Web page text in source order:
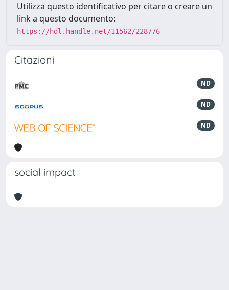
Utilizza questo identificativo per citare o creare un
link a questo documento:
https://hdl.handle.net/11562/228776
Citazioni
ND
ND
ND
social impact